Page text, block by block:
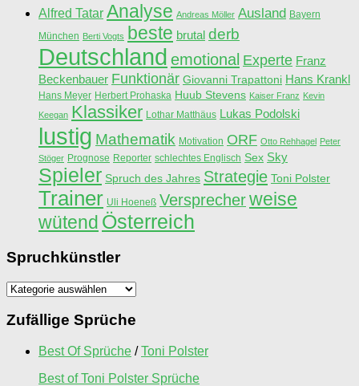
Alfred Tatar Analyse Andreas Möller Ausland Bayern
München Berti Vogts beste brutal derb
Deutschland emotional Experte Franz
Beckenbauer Funktionär Giovanni Trapattoni Hans Krankl
Hans Meyer Herbert Prohaska Huub Stevens Kaiser Franz Kevin
Keegan Klassiker Lothar Matthäus Lukas Podolski
lustig Mathematik Motivation ORF Otto Rehhagel Peter
Stöger Prognose Reporter schlechtes Englisch Sex Sky
Spieler Spruch des Jahres Strategie Toni Polster
Trainer Uli Hoeneß Versprecherweise
wütend Österreich
Spruchkünstler
Spruchkünstler
Zufällige Sprüche
Best Of Sprüche /Toni Polster
Best of Toni Polster Sprüche